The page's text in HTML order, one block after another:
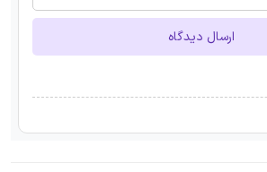
ارسال دیدگاه